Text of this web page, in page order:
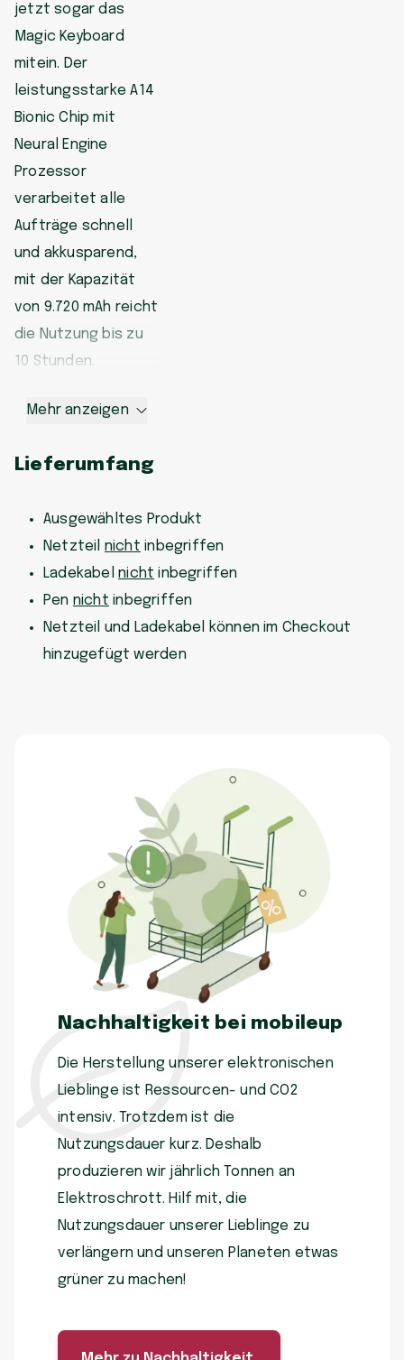
jetzt sogar das
Magic Keyboard
mitein. Der
leistungsstarke A14
Bionic Chip mit
Neural Engine
Prozessor
verarbeitet alle
Aufträge schnell
und akkusparend,
mit der Kapazität
von 9.720 mAh reicht
die Nutzung bis zu
10 Stunden.
Mehr anzeigen
Lieferumfang
Ausgewähltes Produkt
Netzteil nicht inbegriffen
Ladekabelnicht inbegriffen
Pen nicht inbegriffen
Netzteil und Ladekabel können im Checkout
hinzugefügt werden
Nachhaltigkeit bei mobileup
Die Herstellung unserer elektronischen
Lieblinge ist Ressourcen- und CO2
intensiv. Trotzdem ist die
Nutzungsdauer kurz. Deshalb
produzieren wir jährlich Tonnen an
Elektroschrott. Hilf mit, die
Nutzungsdauer unserer Lieblinge zu
verlängern und unseren Planeten etwas
grüner zu machen!